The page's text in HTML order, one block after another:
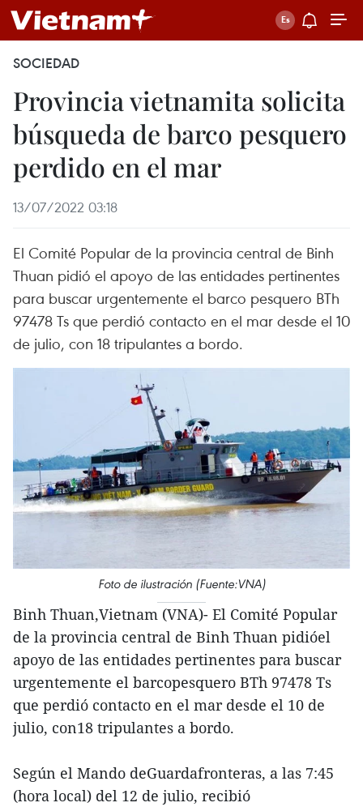
SOCIEDAD
Provincia vietnamita solicita
búsqueda de barco pesquero
perdido en el mar
13/07/2022 03:18
El Comité Popular de la provincia central de Binh
Thuan pidió el apoyo de las entidades pertinentes
para buscar urgentemente el barco pesquero BTh
97478 Ts que perdió contacto en el mar desde el 10
de julio, con 18 tripulantes a bordo.
Foto de ilustración (Fuente:VNA)
Binh Thuan,Vietnam (VNA)- El Comité Popular
de la provincia central de Binh Thuan pidióel
apoyo de las entidades pertinentes para buscar
urgentemente el barcopesquero BTh 97478 Ts
que perdió contacto en el mar desde el 10 de
julio, con18 tripulantes a bordo.
Según el Mando deGuardafronteras, a las 7:45
(hora local) del 12 de julio, recibió